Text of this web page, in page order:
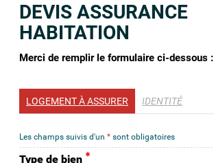
DEVIS ASSURANCE
HABITATION
Merci de remplir le formulaire ci-dessous :
LOGEMENT À ASSURER IDENTITÉ
Les champs suivis d'un * sont obligatoires
Type de bien